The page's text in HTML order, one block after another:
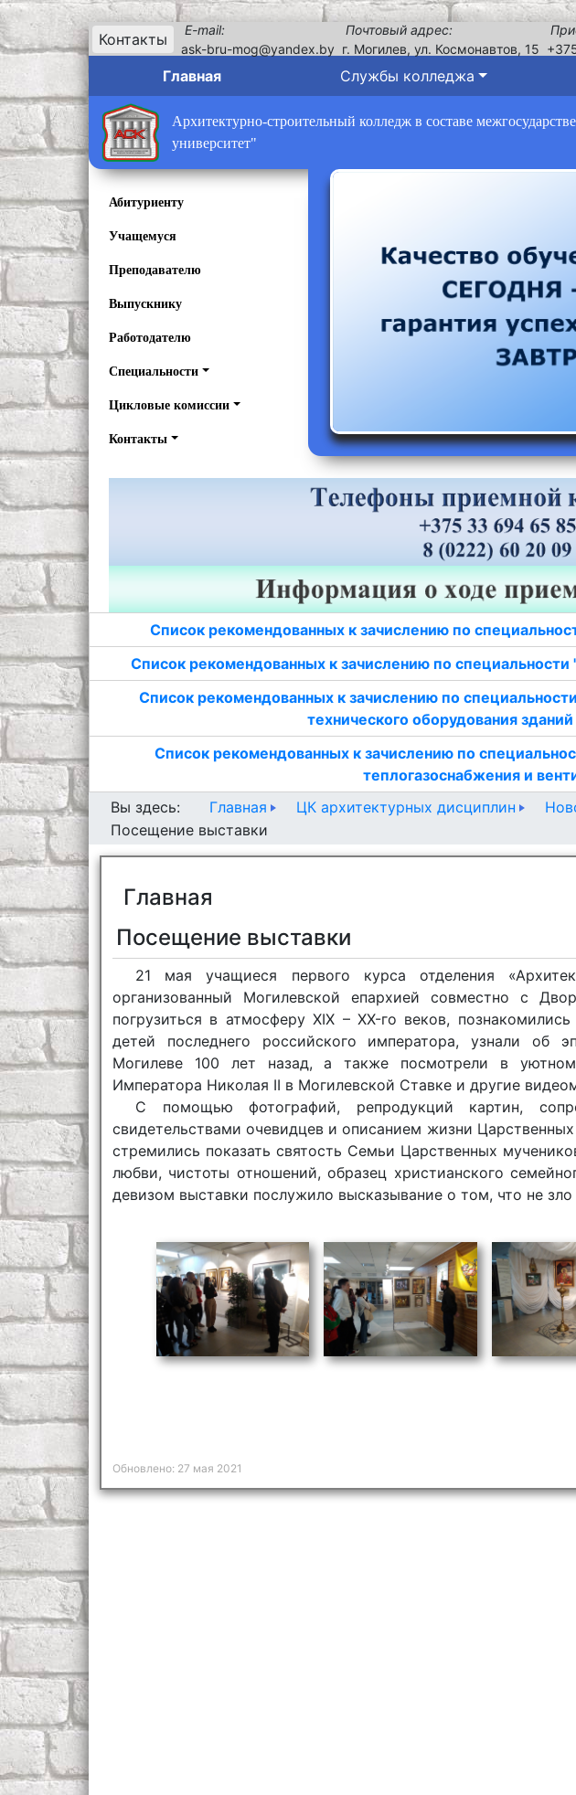
Контакты
E-mail:
ask-bru-mog@yandex.by
Почтовый адрес:
г. Могилев, ул. Космонавтов, 15
Главная Службы колледжа
Архитектурно-строительный колледж в составе
университет"
Абитуриенту
Учащемуся
Преподавателю
Выпускнику
Работодателю
Специальности
Цикловые комиссии
Контакты
Список рекомендованных к зачислению по
Список рекомендованных к зачислению по
Список рекомендованных к зачислению по
технического оборудования
Список рекомендованных к зачислению по
теплогазоснабжения и
Вы здесь:
Главная ЦК архитектурных дисциплин
Посещение выставки
Главная
Посещение выставки
21 мая учащиеся первого курса отделения
организованный Могилевской епархией совместно с
погрузиться в атмосферу XIX – XX-го веков,
детей последнего российского императора, узнали об
Могилеве 100 лет назад, а также посмотрели в
Императора Николая II в Могилевской Ставке и другие
С помощью фотографий, репродукций картин,
свидетельствами очевидцев и описанием жизни
стремились показать святость Семьи Царственных
любви, чистоты отношений, образец христианского
девизом выставки послужило высказывание о том, что не
Обновлено: 27 мая 2021